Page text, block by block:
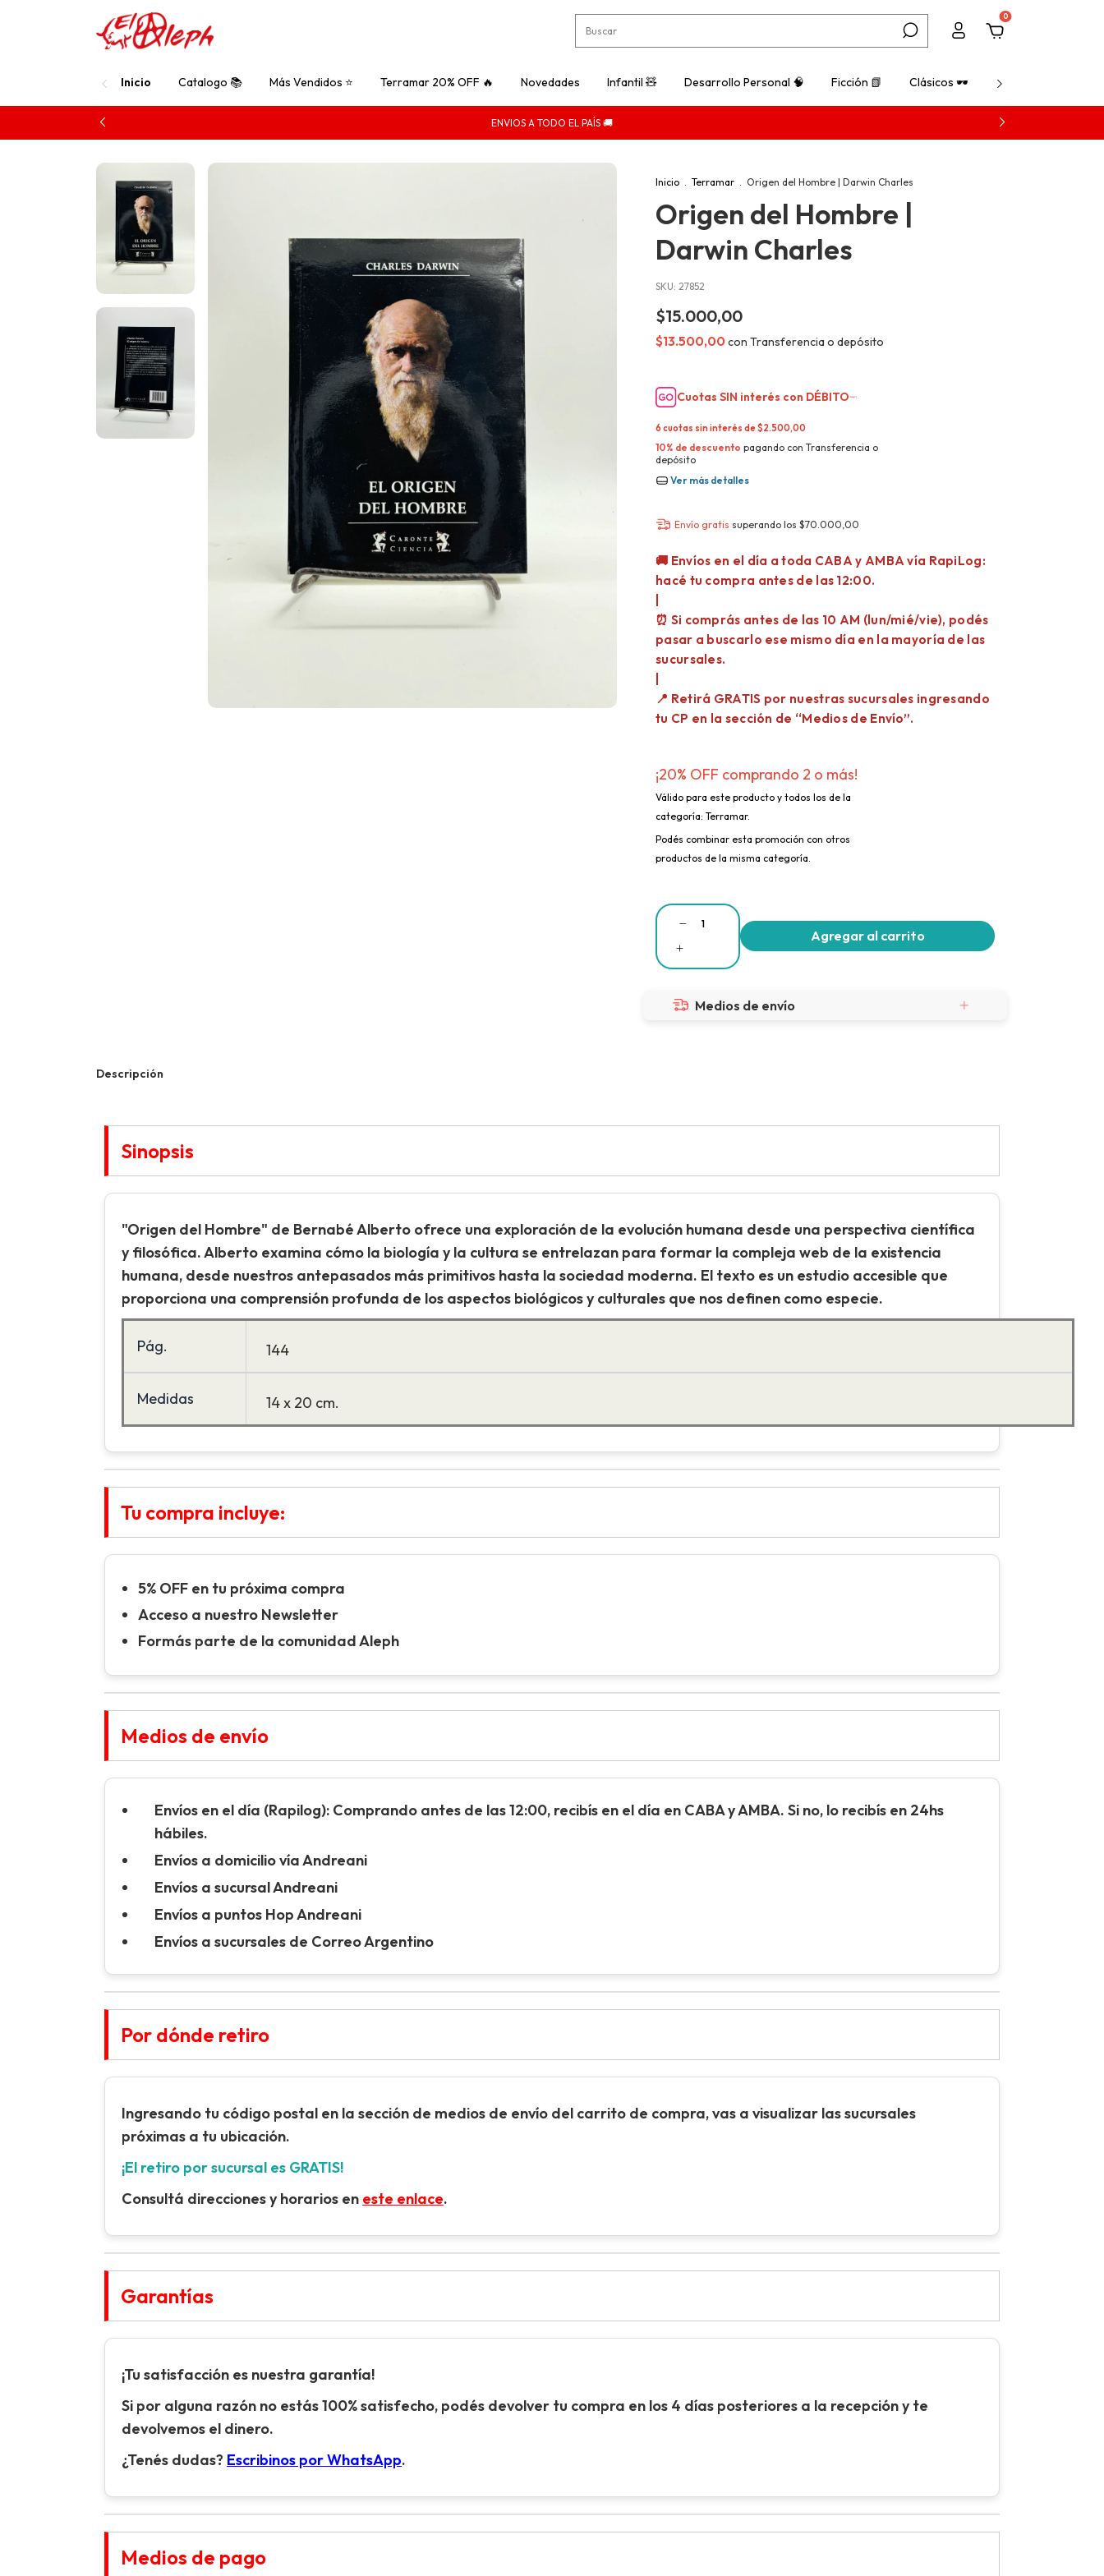
0
Inicio Catalogo 📚 Más Vendidos ⭐ Terramar 20% OFF 🔥 Novedades Infantil 🧸 Desarrollo Personal 🧠 Ficción 📗 Clásicos 🕶️ ¿Cómo comprar? 💡
ENVIOS A TODO EL PAÍS 🚚
Inicio Terramar Origen del Hombre | Darwin Charles
Origen del Hombre |
Darwin Charles
SKU: 27852
$15.000,00
$13.500,00 con Transferencia o depósito
Cuotas SIN interés con DÉBITO
6 cuotas sin interés de$2.500,00
10% de descuento pagando con Transferencia o
depósito
Ver más detalles
Envío gratis superando los $70.000,00
¡20% OFF comprando 2 o más!
Válido para este producto y todos los de la
categoría: Terramar.
Podés combinar esta promoción con otros
productos de la misma categoría.
Medios de envío
Descripción
Sinopsis
"Origen del Hombre" de Bernabé Alberto ofrece una exploración de la evolución humana desde una perspectiva científica
y filosófica. Alberto examina cómo la biología y la cultura se entrelazan para formar la compleja web de la existencia
humana, desde nuestros antepasados más primitivos hasta la sociedad moderna. El texto es un estudio accesible que
proporciona una comprensión profunda de los aspectos biológicos y culturales que nos definen como especie.
Pág. 144
Medidas 14 x 20 cm.
Tu compra incluye:
5% OFF en tu próxima compra
Acceso a nuestro Newsletter
Formás parte de la comunidad Aleph
Medios de envío
Envíos en el día (Rapilog): Comprando antes de las 12:00, recibís en el día en CABA y AMBA. Si no, lo recibís en 24hs
hábiles.
Envíos a domicilio vía Andreani
Envíos a sucursal Andreani
Envíos a puntos Hop Andreani
Envíos a sucursales de Correo Argentino
Por dónde retiro
Ingresando tu código postal en la sección de medios de envío del carrito de compra, vas a visualizar las sucursales
próximas a tu ubicación.
¡El retiro por sucursal es GRATIS!
Consultá direcciones y horarios en este enlace.
Garantías
¡Tu satisfacción es nuestra garantía!
Si por alguna razón no estás 100% satisfecho, podés devolver tu compra en los 4 días posteriores a la recepción y te
devolvemos el dinero.
¿Tenés dudas? Escribinos por WhatsApp.
Medios de pago